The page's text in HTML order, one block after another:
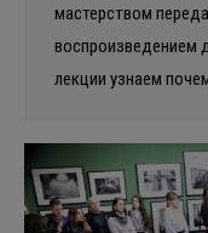
мастерством
воспроизведением
лекции узнаем